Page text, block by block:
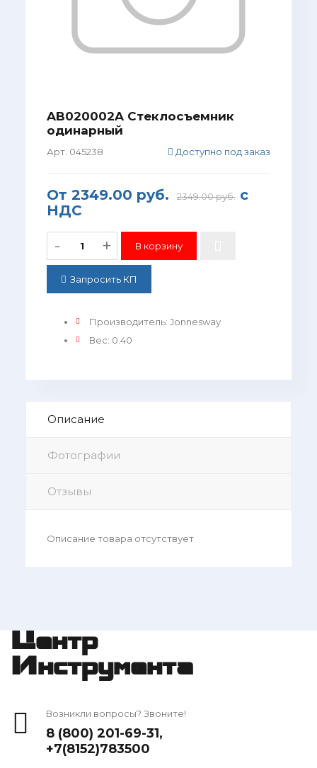
AB020002A Стеклосъемник
одинарный
Арт. 045238 Доступно под заказ
От 2349.00 руб. 2349.00 руб.с
НДС
- +
Запросить КП
Производитель: Jonnesway
Вес: 0.40
Описание
Фотографии
Отзывы
Описание товара отсутствует
Центр
Инструмента
Возникли вопросы? Звоните!
8 (800) 201-69-31,
+7(8152)783500